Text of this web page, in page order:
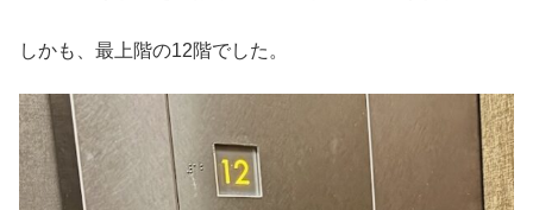
しかも、最上階の12階でした。